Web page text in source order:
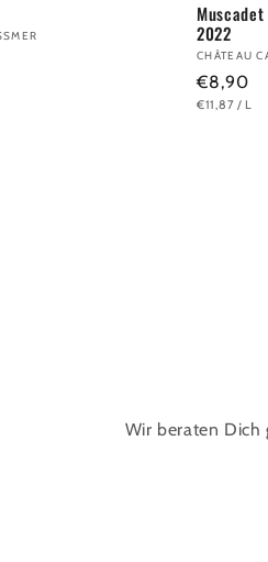
2022
Anbieter:
CHÂTEAU
Normaler
Preis
€8,90
GRUNDPREIS
€11,87 / PRO
L
Wir beraten Dich